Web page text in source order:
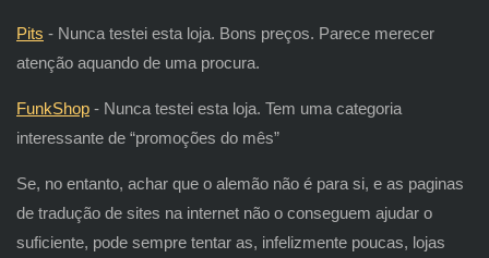
Pits - Nunca testei esta loja. Bons preços. Parece merecer
atenção aquando de uma procura.
FunkShop- Nunca testei esta loja. Tem uma categoria
interessante de “promoções do mês”
Se, no entanto, achar que o alemão não é para si, e as paginas
de tradução de sites na internet não o conseguem ajudar o
suficiente, pode sempre tentar as, infelizmente poucas, lojas